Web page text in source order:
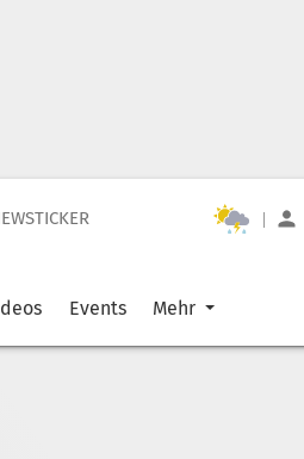
|
Events Mehr